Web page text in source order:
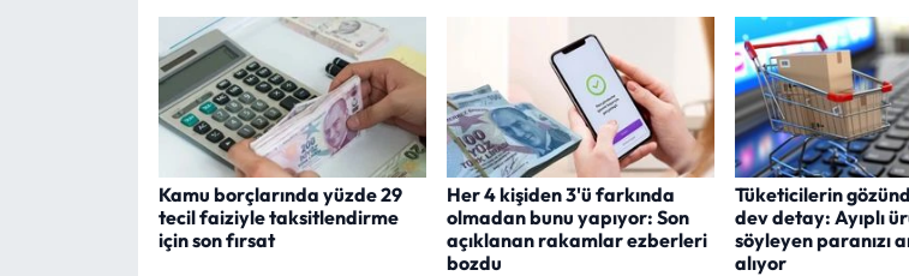
Kamu borçlarında yüzde 29
tecil faiziyle taksitlendirme
için son fırsat
Her 4 kişiden 3'ü farkında
olmadan bunu yapıyor: Son
açıklanan rakamlar ezberleri
bozdu
Tüketicilerin
dev detay: Ayıplı
söyleyen paranızı
alıyor